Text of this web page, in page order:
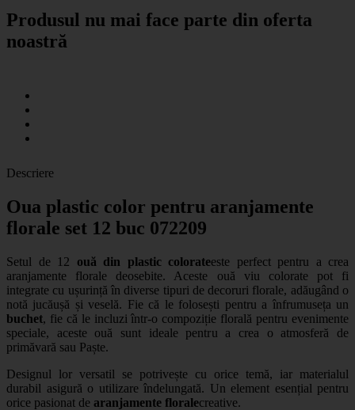
Produsul nu mai face parte din oferta
noastră
Descriere
Oua plastic color pentru aranjamente
florale set 12 buc 072209
Setul de 12 ouă din plastic colorateeste perfect pentru a crea
aranjamente florale deosebite. Aceste ouă viu colorate pot fi
integrate cu ușurință în diverse tipuri de decoruri florale, adăugând o
notă jucăușă și veselă. Fie că le folosești pentru a înfrumuseța un
buchet, fie că le incluzi într-o compoziție florală pentru evenimente
speciale, aceste ouă sunt ideale pentru a crea o atmosferă de
primăvară sau Paște.
Designul lor versatil se potrivește cu orice temă, iar materialul
durabil asigură o utilizare îndelungată. Un element esențial pentru
orice pasionat de aranjamente floralecreative.